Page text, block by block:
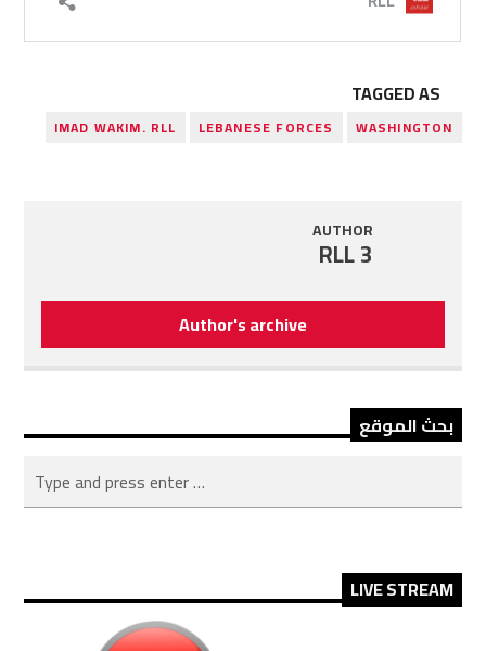
TAGGED AS
IMAD WAKIM. RLL LEBANESE FORCES WASHINGTON
AUTHOR
RLL 3
Author's archive
بحث الموقع
LIVE STREAM